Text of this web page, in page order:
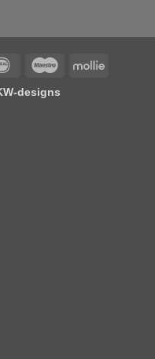
IDeal Maestro Mollie
designs